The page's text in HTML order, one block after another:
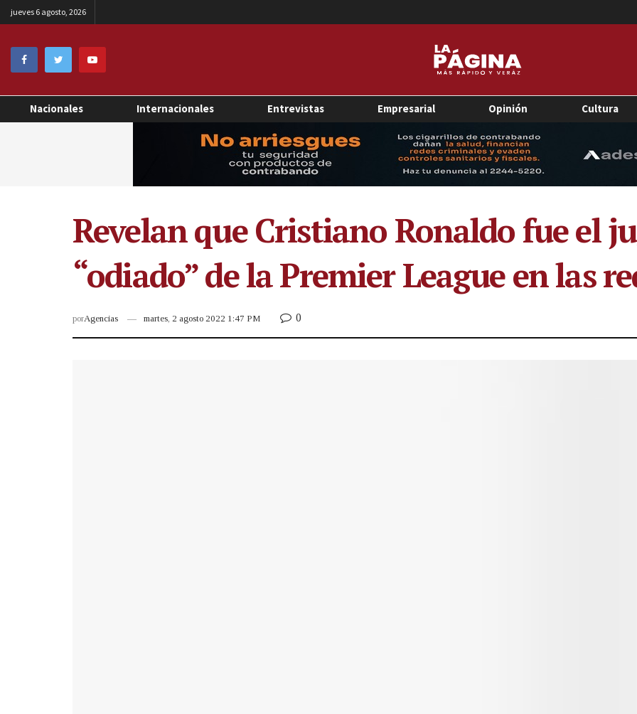
jueves 6 agosto, 2026
Nacionales Internacionales Entrevistas Empresarial Opinión Cultura
Revelan que Cristiano Ronaldo fue el
“odiado” de la Premier League en las
porAgencias martes, 2 agosto 2022 1:47 PM 0